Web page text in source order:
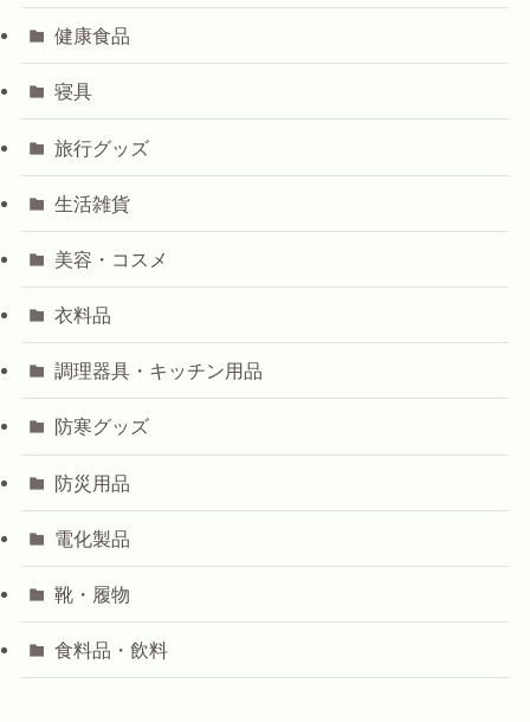
健康食品
寝具
旅行グッズ
生活雑貨
美容・コスメ
衣料品
調理器具・キッチン用品
防寒グッズ
防災用品
電化製品
靴・履物
食料品・飲料